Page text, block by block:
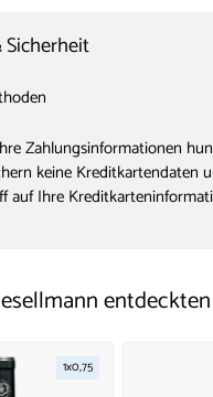
Zahlungsinformationen
keine Kreditkartendaten
auf Ihre
entdeckten
1x0,75